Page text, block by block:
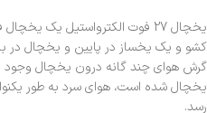
کشو و یک یخساز در پایین و یخچال در
گرش هوای چند گانه درون یخچال وجود
یخچال شده است، هوای سرد به طور
رسد.